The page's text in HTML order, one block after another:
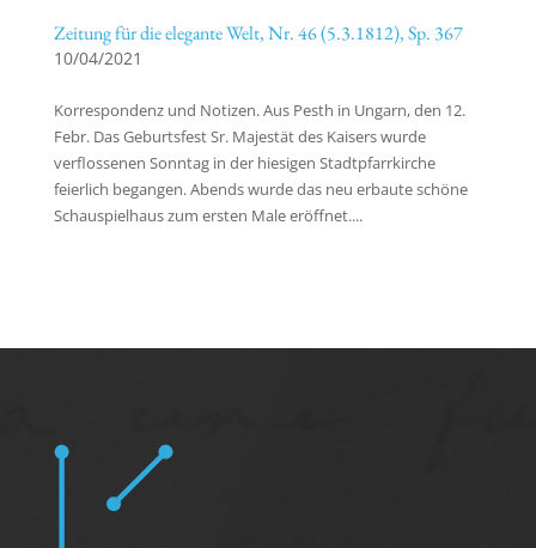
Zeitung für die elegante Welt, Nr. 46 (5.3.1812), Sp. 367
10/04/2021
Korrespondenz und Notizen. Aus Pesth in Ungarn, den 12.
Febr. Das Geburtsfest Sr. Majestät des Kaisers wurde
verflossenen Sonntag in der hiesigen Stadtpfarrkirche
feierlich begangen. Abends wurde das neu erbaute schöne
Schauspielhaus zum ersten Male eröffnet....